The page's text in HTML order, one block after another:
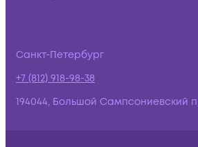
Санкт-Петербург
+7 (812) 918-98-38
194044, Большой Сампсониевский